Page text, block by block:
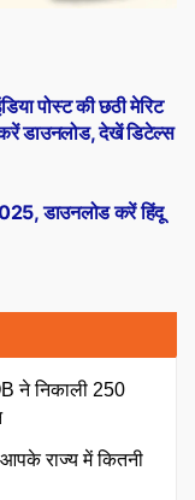
डाउनलोड करें हिंदू
पोस्ट की छठी मेरिट
डाउनलोड, देखें डिटेल्स
ने निकाली 250
आपके राज्य में कितनी